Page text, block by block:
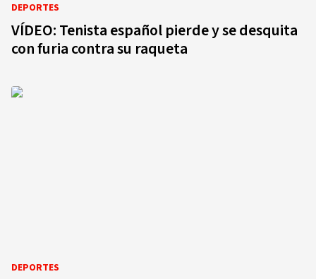
DEPORTES
VÍDEO: Tenista español pierde y se desquita
con furia contra su raqueta
DEPORTES